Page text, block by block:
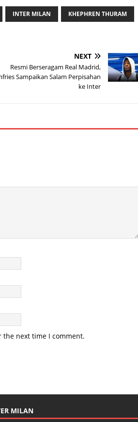
INTER MILAN KHEPHREN THURAM
NEXT
Resmi Berseragam Real Madrid,
Sampaikan Salam Perpisahan
ke Inter
the next time I comment.
MILAN